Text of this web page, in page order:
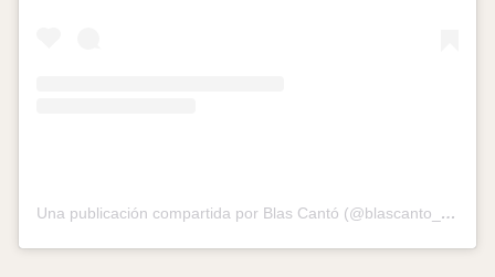
Una publicación compartida por Blas Cantó (@blascanto_es)